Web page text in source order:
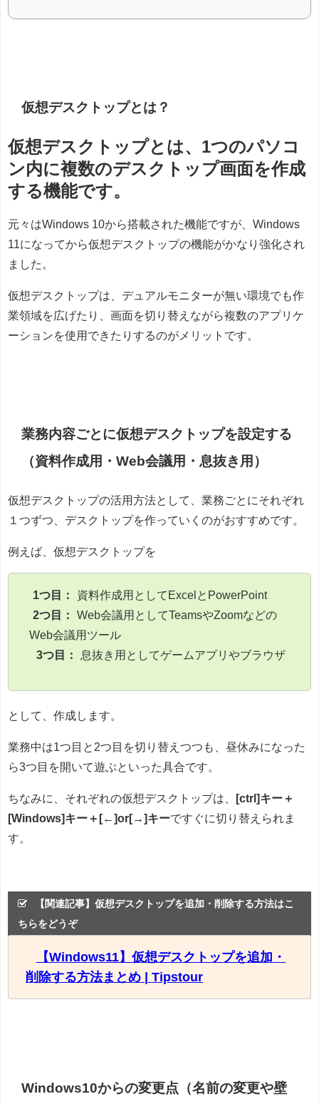
仮想デスクトップとは？
仮想デスクトップとは、1つのパソコ
ン内に複数のデスクトップ画面を作成
する機能です。
元々はWindows 10から搭載された機能ですが、Windows
11になってから仮想デスクトップの機能がかなり強化され
ました。
仮想デスクトップは、デュアルモニターが無い環境でも作
業領域を広げたり、画面を切り替えながら複数のアプリケ
ーションを使用できたりするのがメリットです。
業務内容ごとに仮想デスクトップを設定する
（資料作成用・Web会議用・息抜き用）
仮想デスクトップの活用方法として、業務ごとにそれぞれ
１つずつ、デスクトップを作っていくのがおすすめです。
例えば、仮想デスクトップを
1つ目：
資料作成用としてExcelとPowerPoint
2つ目：
Web会議用としてTeamsやZoomなどの
Web会議用ツール
3つ目：
息抜き用としてゲームアプリやブラウザ
として、作成します。
業務中は1つ目と2つ目を切り替えつつも、昼休みになった
ら3つ目を開いて遊ぶといった具合です。
ちなみに、それぞれの仮想デスクトップは、 [ctrl]キー＋
[Windows]キー＋[←]or[→]キーですぐに切り替えられま
す。
【関連記事】仮想デスクトップを追加・削除する方法はこ
ちらをどうぞ
【Windows11】仮想デスクトップを追加・
削除する方法まとめ | Tipstour
Windows10からの変更点（名前の変更や壁